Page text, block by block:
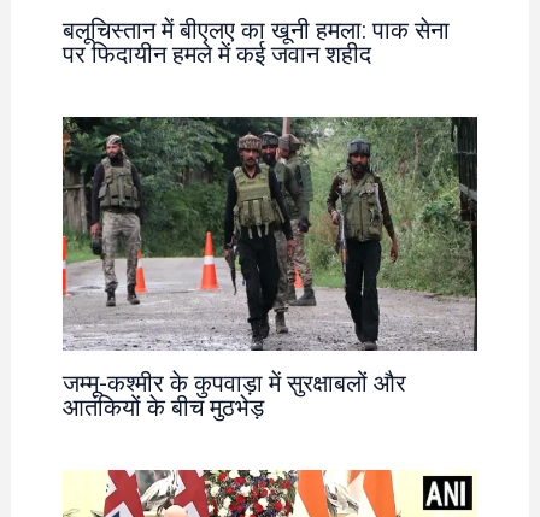
बलूचिस्तान में बीएलए का खूनी हमला: पाक सेना
पर फिदायीन हमले में कई जवान शहीद
जम्मू-कश्मीर के कुपवाड़ा में सुरक्षाबलों और
आतंकियों के बीच मुठभेड़